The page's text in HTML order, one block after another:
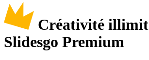
Créativité
Slidesgo Premium